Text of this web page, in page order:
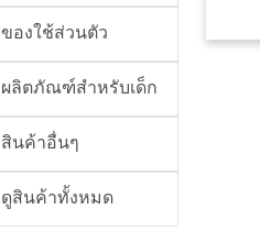
ของใช้ส่วนตัว
ผลิตภัณฑ์สำหรับเด็ก
สินค้าอื่นๆ
ดูสินค้าทั้งหมด